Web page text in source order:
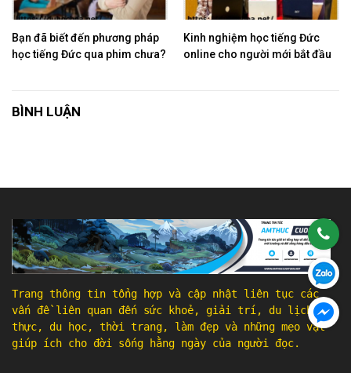
Bạn đã biết đến phương pháp
học tiếng Đức qua phim chưa?
Kinh nghiệm học tiếng Đức
online cho người mới bắt đầu
BÌNH LUẬN
Trang thông tin tổng hợp và cập nhật liên tục các
vấn đề liên quan đến sức khoẻ, giải trí, du lịch, ẩm
thực, du học, thời trang, làm đẹp và những mẹo vặt
giúp ích cho đời sống hằng ngày của người đọc.